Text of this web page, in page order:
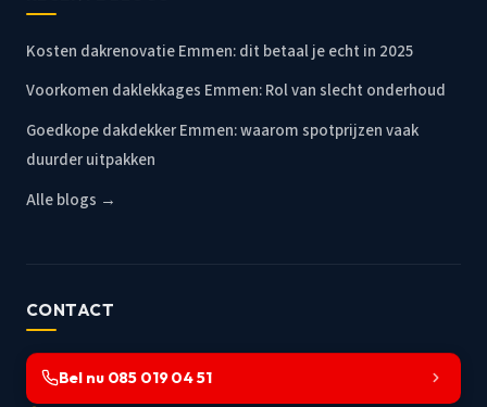
Kosten dakrenovatie Emmen: dit betaal je echt in 2025
Voorkomen daklekkages Emmen: Rol van slecht onderhoud
Goedkope dakdekker Emmen: waarom spotprijzen vaak
duurder uitpakken
Alle blogs →
CONTACT
Bel nu 085 019 04 51